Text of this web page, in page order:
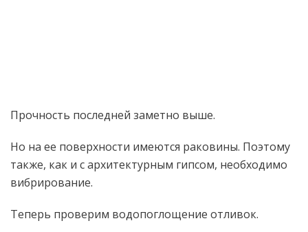
Прочность последней заметно выше.
Но на ее поверхности имеются раковины. Поэтому
также, как и с архитектурным гипсом, необходимо
вибрирование.
Теперь проверим водопоглощение отливок.